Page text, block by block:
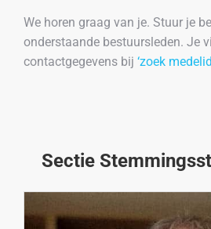
We horen graag van je. Stuur je
onderstaande bestuursleden. Je
contactgegevens bij ‘zoek
Sectie